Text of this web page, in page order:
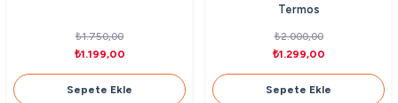
₺1.750,00
₺1.199,00
Sepete Ekle
Termos
₺2.000,00
₺1.299,00
Sepete Ekle